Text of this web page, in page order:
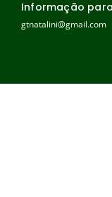
Informação
gtnatalini@gmail.com